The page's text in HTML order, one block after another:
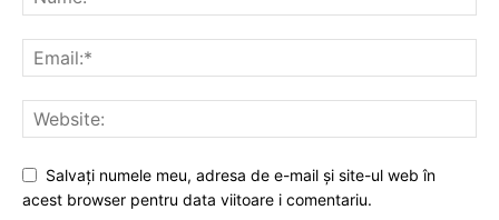
Salvați numele meu, adresa de e-mail și site-ul web în
acest browser pentru data viitoare i comentariu.